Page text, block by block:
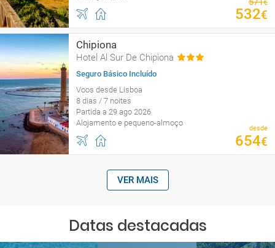
€
532€
Chipiona
Hotel Al Sur De Chipiona
Seguro Básico Incluído
Voos desde Lisboa
8 dias / 7 noites
Partida a 29 ago 2026
Alojamento e pequeno-almoço
desde
654€
VER MAIS
Datas destacadas